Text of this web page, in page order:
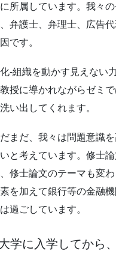
所属しています。我々
弁護士、弁理士、広告
です。
化-組織を動かす見えな
授に導かれながらゼミ
い出してくれます。
まだ、我々は問題意識
と考えています。修士
修士論文のテーマも変
を加えて銀行等の金融
過ごしています。
学に入学してから